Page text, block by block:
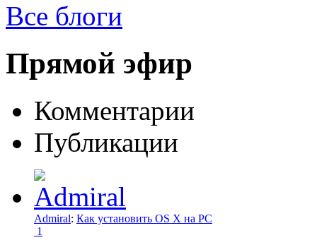
Все блоги
Прямой эфир
Комментарии
Публикации
Admiral: Как установить OS X на PC
1